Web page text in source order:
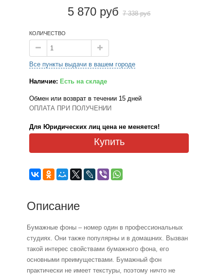
5 870 руб 7 338 руб
КОЛИЧЕСТВО
Все пункты выдачи в вашем городе
Наличие: Есть на складе
Обмен или возврат в течении 15 дней
ОПЛАТА ПРИ ПОЛУЧЕНИИ
Для Юридических лиц цена не меняется!
Купить
Описание
Бумажные фоны – номер один в профессиональных
студиях. Они также популярны и в домашних. Вызван
такой интерес свойствами бумажного фона, его
основными преимуществами. Бумажный фон
практически не имеет текстуры, поэтому ничто не